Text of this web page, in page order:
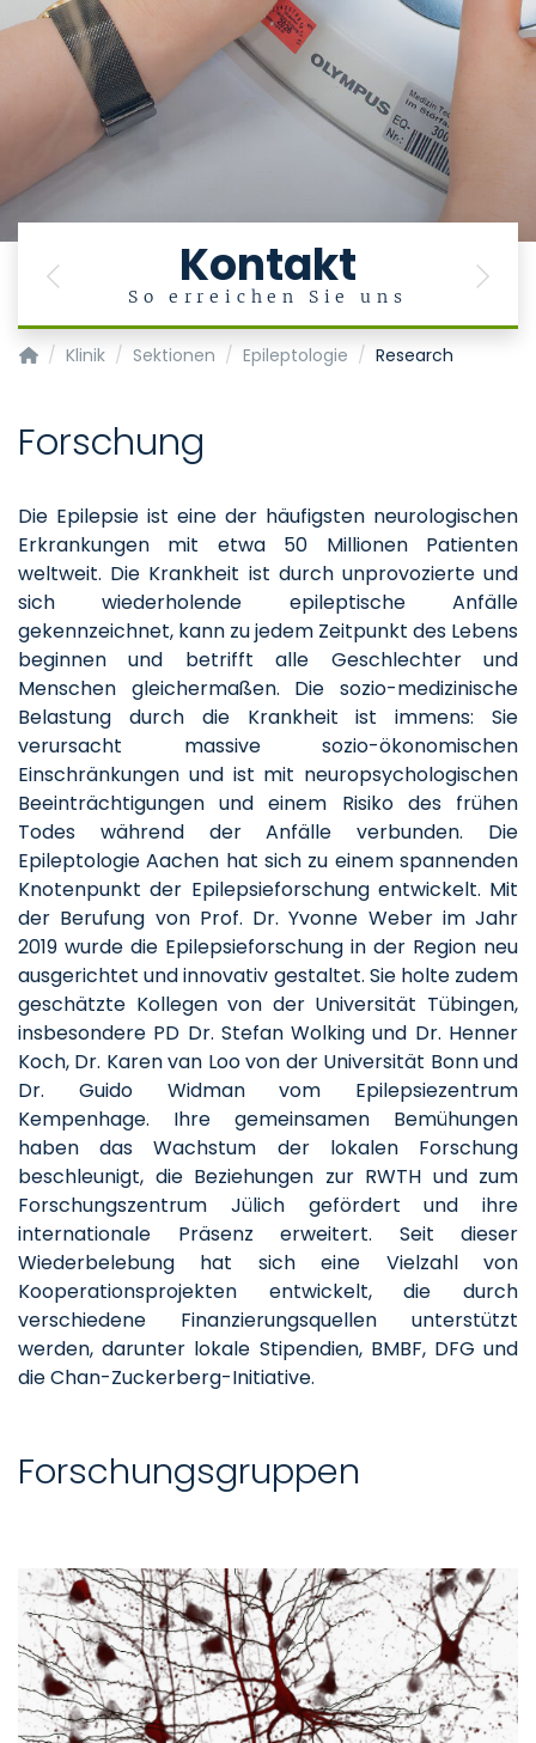
Kontakt
So erreichen Sie uns
Previous Next
Klinik für Neurologie
Klinik Sektionen Epileptologie Research
Forschung
Die Epilepsie ist eine der häufigsten neurologischen
Erkrankungen mit etwa 50 Millionen Patienten
weltweit. Die Krankheit ist durch unprovozierte und
sich wiederholende epileptische Anfälle
gekennzeichnet, kann zu jedem Zeitpunkt des Lebens
beginnen und betrifft alle Geschlechter und
Menschen gleichermaßen. Die sozio-medizinische
Belastung durch die Krankheit ist immens: Sie
verursacht massive sozio-ökonomischen
Einschränkungen und ist mit neuropsychologischen
Beeinträchtigungen und einem Risiko des frühen
Todes während der Anfälle verbunden. Die
Epileptologie Aachen hat sich zu einem spannenden
Knotenpunkt der Epilepsieforschung entwickelt. Mit
der Berufung von Prof. Dr. Yvonne Weber im Jahr
2019 wurde die Epilepsieforschung in der Region neu
ausgerichtet und innovativ gestaltet. Sie holte zudem
geschätzte Kollegen von der Universität Tübingen,
insbesondere PD Dr. Stefan Wolking und Dr. Henner
Koch, Dr. Karen van Loo von der Universität Bonn und
Dr. Guido Widman vom Epilepsiezentrum
Kempenhage. Ihre gemeinsamen Bemühungen
haben das Wachstum der lokalen Forschung
beschleunigt, die Beziehungen zur RWTH und zum
Forschungszentrum Jülich gefördert und ihre
internationale Präsenz erweitert. Seit dieser
Wiederbelebung hat sich eine Vielzahl von
Kooperationsprojekten entwickelt, die durch
verschiedene Finanzierungsquellen unterstützt
werden, darunter lokale Stipendien, BMBF, DFG und
die Chan-Zuckerberg-Initiative.
Forschungsgruppen